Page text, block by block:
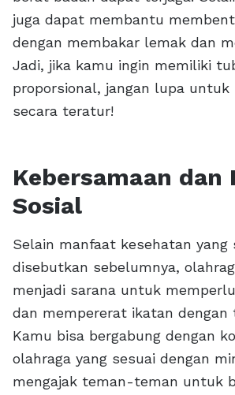
juga dapat membantu
dengan membakar lemak dan
Jadi, jika kamu ingin memiliki
proporsional, jangan lupa untuk
secara teratur!
Kebersamaan dan
Sosial
Selain manfaat kesehatan yang
disebutkan sebelumnya,
menjadi sarana untuk
dan mempererat ikatan
Kamu bisa bergabung dengan
olahraga yang sesuai dengan
mengajak teman-teman untuk